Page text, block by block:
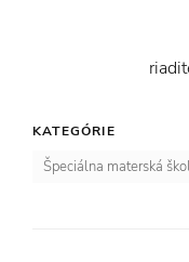
riaditeľka
KATEGÓRIE
Špeciálna materská